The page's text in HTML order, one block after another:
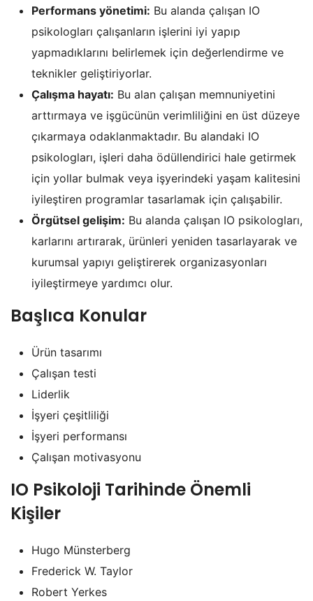
Performans yönetimi: Bu alanda çalışan IO
psikologları çalışanların işlerini iyi yapıp
yapmadıklarını belirlemek için değerlendirme ve
teknikler geliştiriyorlar.
Çalışma hayatı: Bu alan çalışan memnuniyetini
arttırmaya ve işgücünün verimliliğini en üst düzeye
çıkarmaya odaklanmaktadır. Bu alandaki IO
psikologları, işleri daha ödüllendirici hale getirmek
için yollar bulmak veya işyerindeki yaşam kalitesini
iyileştiren programlar tasarlamak için çalışabilir.
Örgütsel gelişim: Bu alanda çalışan IO psikologları,
karlarını artırarak, ürünleri yeniden tasarlayarak ve
kurumsal yapıyı geliştirerek organizasyonları
iyileştirmeye yardımcı olur.
Başlıca Konular
Ürün tasarımı
Çalışan testi
Liderlik
İşyeri çeşitliliği
İşyeri performansı
Çalışan motivasyonu
IO Psikoloji Tarihinde Önemli
Kişiler
Hugo Münsterberg
Frederick W. Taylor
Robert Yerkes